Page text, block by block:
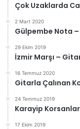
Çok Uzaklarda
2 Mart 2020
Gülpembe Nota
29 Ekim 2019
İzmir Marşı –
16 Temmuz 2020
Gitarla Çalınan
24 Temmuz 2019
Karayip
17 Ekim 2019